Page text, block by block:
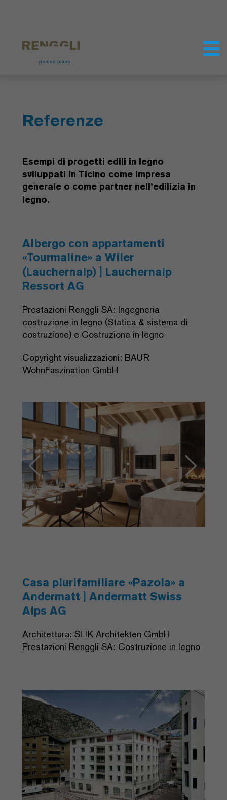
Referenze
Esempi di progetti edili in legno
sviluppati in Ticino come impresa
generale o come partner nell’edilizia in
legno.
Albergo con appartamenti
«Tourmaline» a Wiler
(Lauchernalp) | Lauchernalp
Ressort AG
Prestazioni Renggli SA: Ingegneria
costruzione in legno (Statica & sistema di
costruzione) e Costruzione in legno
Copyright visualizzazioni: BAUR
WohnFaszination GmbH
Next
Casa plurifamiliare «Pazola» a
Andermatt | Andermatt Swiss
Alps AG
Architettura: SLIK Architekten GmbH
Prestazioni Renggli SA: Costruzione in legno